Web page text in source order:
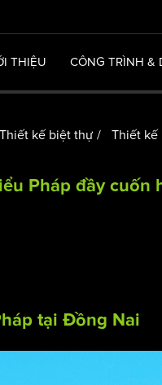
THIỆU CÔNG TRÌNH &
Thiết kế biệt thự Thiết kế
Pháp đầy cuốn
tại Đồng Nai